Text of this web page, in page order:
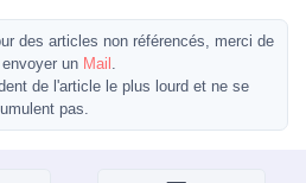
des articles non référencés, merci de
un Mail .
de l'article le plus lourd et ne se
pas.